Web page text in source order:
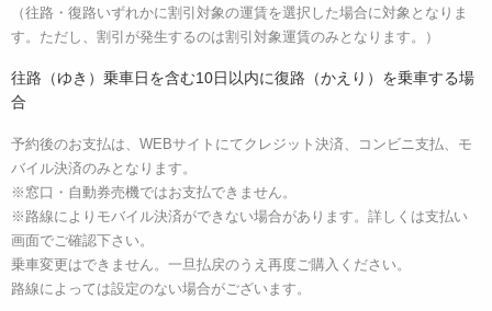
（往路・復路いずれかに割引対象の運賃を選択した場合に対象となりま
す。ただし、割引が発生するのは割引対象運賃のみとなります。）
往路（ゆき）乗車日を含む10日以内に復路（かえり）を乗車する場
合
予約後のお支払は、WEBサイトにてクレジット決済、コンビニ支払、モ
バイル決済のみとなります。
※窓口・自動券売機ではお支払できません。
※路線によりモバイル決済ができない場合があります。詳しくは支払い
画面でご確認下さい。
乗車変更はできません。一旦払戻のうえ再度ご購入ください。
路線によっては設定のない場合がございます。